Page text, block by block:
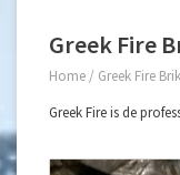
Greek Fire
Home / Greek Fire
Greek Fire is de